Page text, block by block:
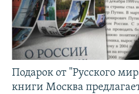
Подарок от "Русского
книги Москва